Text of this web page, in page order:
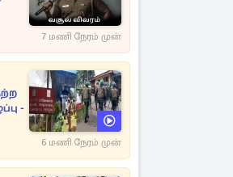
7 மணி நேரம் முன்
-
6 மணி நேரம் முன்